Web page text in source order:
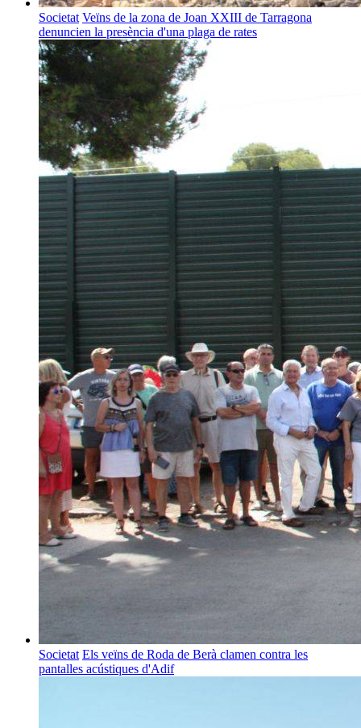
Societat Veïns de la zona de Joan XXIII de Tarragona
denuncien la presència d'una plaga de rates
Societat Els veïns de Roda de Berà clamen contra les
pantalles acústiques d'Adif